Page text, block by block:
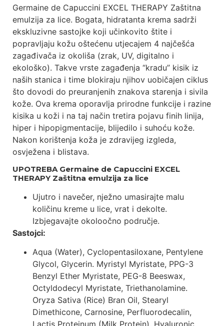
Germaine de Capuccini EXCEL THERAPY Zaštitna
emulzija za lice. Bogata, hidratanta krema sadrži
ekskluzivne sastojke koji učinkovito štite i
popravljaju kožu oštećenu utjecajem 4 najčešća
zagađivača iz okoliša (zrak, UV, digitalno i
ekološko). Takve vrste zagađenja “kradu” kisik iz
naših stanica i time blokiraju njihov uobičajen ciklus
što dovodi do preuranjenih znakova starenja i sivila
kože. Ova krema oporavlja prirodne funkcije i razine
kisika u koži i na taj način tretira pojavu finih linija,
hiper i hipopigmentacije, blijedilo i suhoću kože.
Nakon korištenja koža je zdravijeg izgleda,
osvježena i blistava.
UPOTREBA Germaine de Capuccini EXCEL
THERAPY Zaštitna emulzija za lice
Ujutro i navečer, nježno umasirajte malu
količinu kreme u lice, vrat i dekolte.
Izbjegavajte okoloočno područje.
Sastojci:
Aqua (Water), Cyclopentasiloxane, Pentylene
Glycol, Glycerin. Myristyl Myristate, PPG-3
Benzyl Ether Myristate, PEG-8 Beeswax,
Octyldodecyl Myristate, Triethanolamine.
Oryza Sativa (Rice) Bran Oil, Stearyl
Dimethicone, Carnosine, Perfluorodecalin,